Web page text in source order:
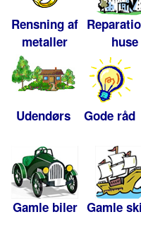
Rensning af
metaller
huse
Udendørs Gode råd
Gamle biler Gamle